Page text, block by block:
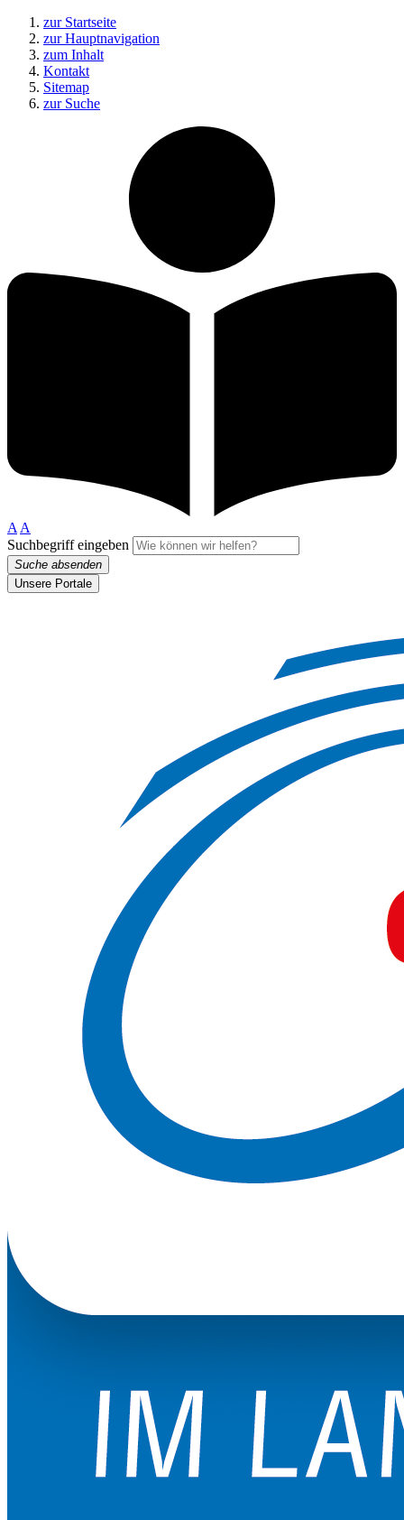
zur Startseite
zur Hauptnavigation
zum Inhalt
Kontakt
Sitemap
zur Suche
A A
Suchbegriff eingeben
Suche absenden
Unsere Portale